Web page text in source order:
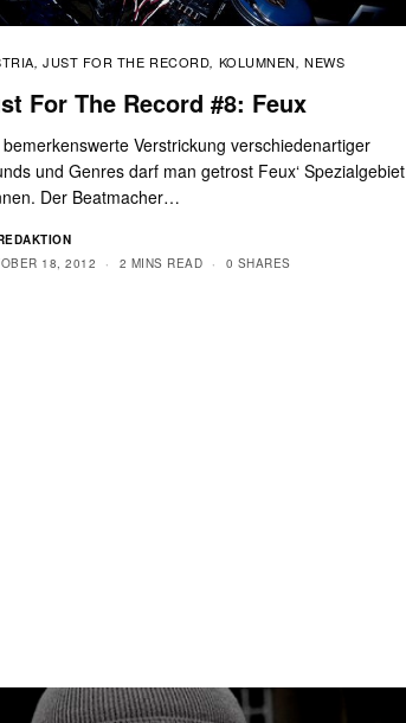
, JUST FOR THE RECORD, KOLUMNEN ,NEWS
For The Record #8: Feux
bemerkenswerte Verstrickung verschiedenartiger
und Genres darf man getrost Feux‘ Spezialgebiet
Der Beatmacher…
18, 2012
2 MINS READ 0 SHARES